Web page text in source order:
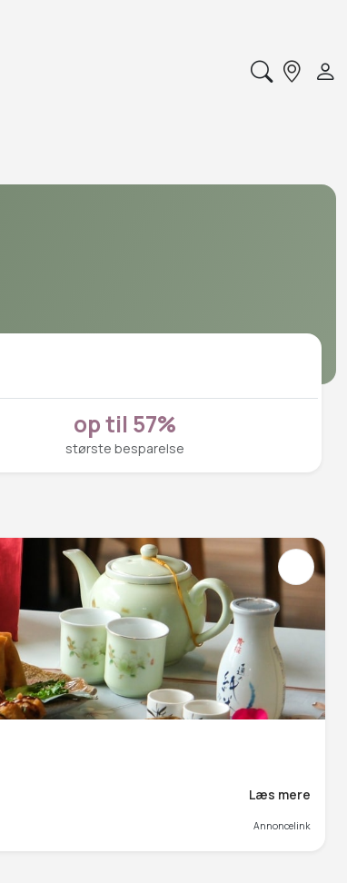
op til 57%
største besparelse
Læs mere
Annoncelink